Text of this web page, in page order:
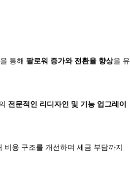
통해 팔로워 증가와 전환율 향상을 유
전문적인 리디자인 및 기능 업그레이
용 구조를 개선하며 세금 부담까지